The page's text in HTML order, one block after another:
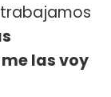
las voy